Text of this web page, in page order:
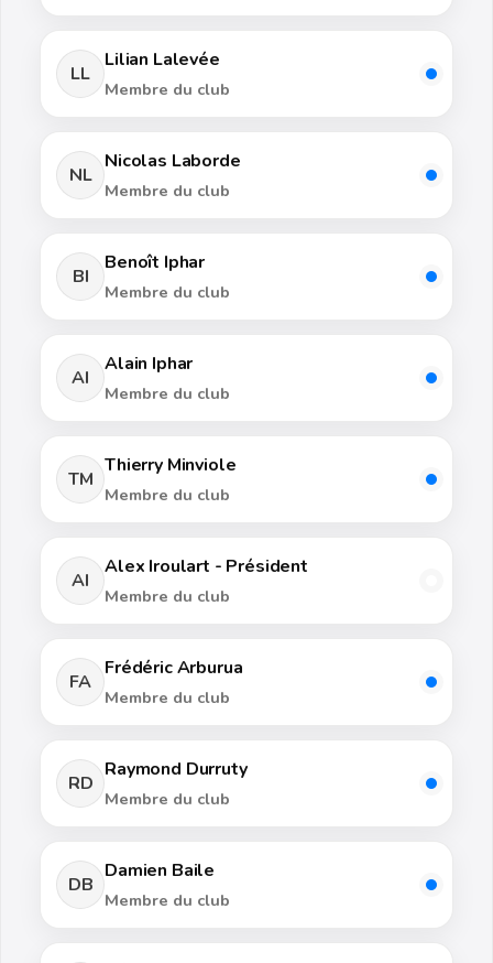
LL
Lilian Lalevée
Membre du club
NL
Nicolas Laborde
Membre du club
BI
Benoît Iphar
Membre du club
AI
Alain Iphar
Membre du club
TM
Thierry Minviole
Membre du club
AI
Alex Iroulart - Président
Membre du club
FA
Frédéric Arburua
Membre du club
RD
Raymond Durruty
Membre du club
DB
Damien Baile
Membre du club